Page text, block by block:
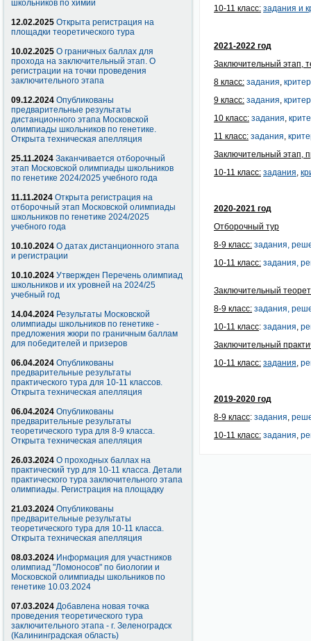
школьников по химии
12.02.2025 Открыта регистрация на
площадки теоретического тура
10.02.2025 О граничных баллах для
прохода на заключительный этап. О
регистрации на точки проведения
заключительного этапа
09.12.2024 Опубликованы
предварительные результаты
дистанционного этапа Московской
олимпиады школьников по генетике.
Открыта техническая апелляция
25.11.2024 Заканчивается отборочный
этап Московской олимпиады школьников
по генетике 2024/2025 учебного года
11.11.2024 Открыта регистрация на
отборочный этап Московской олимпиады
школьников по генетике 2024/2025
учебного года
10.10.2024 О датах дистанционного этапа
и регистрации
10.10.2024 Утвержден Перечень олимпиад
школьников и их уровней на 2024/25
учебный год
14.04.2024 Результаты Московской
олимпиады школьников по генетике -
предложения жюри по граничным баллам
для победителей и призеров
06.04.2024 Опубликованы
предварительные результаты
практического тура для 10-11 классов.
Открыта техническая апелляция
06.04.2024 Опубликованы
предварительные результаты
теоретического тура для 8-9 класса.
Открыта техническая апелляция
26.03.2024 О проходных баллах на
практический тур для 10-11 класса. Детали
практического тура заключительного этапа
олимпиады. Регистрация на площадку
21.03.2024 Опубликованы
предварительные результаты
теоретического тура для 10-11 класса.
Открыта техническая апелляция
08.03.2024 Информация для участников
олимпиад "Ломоносов" по биологии и
Московской олимпиады школьников по
генетике 10.03.2024
07.03.2024 Добавлена новая точка
проведения теоретического тура
заключительного этапа - г. Зеленоградск
(Калининградская область)
10-11 класс: задания и
2021-2022 год
Заключительный этап,
8 класс: задания,
9 класс: задания,
10 класс: задания,
11 класс: задания,
Заключительный этап,
10-11 класс: задания,
2020-2021 год
Отборочный тур
8-9 класс: задания,
10-11 класс: задания,
Заключительный
8-9 класс: задания,
10-11 класс: задания,
Заключительный
10-11 класс: задания,
2019-2020 год
8-9 класс: задания,
10-11 класс: задания,